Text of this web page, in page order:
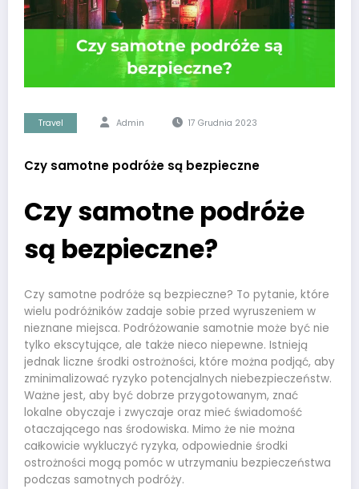
Travel Admin 17 Grudnia 2023
Czy samotne podróże są bezpieczne
Czy samotne podróże
są bezpieczne?
Czy samotne podróże są bezpieczne? To pytanie, które
wielu podróżników zadaje sobie przed wyruszeniem w
nieznane miejsca. Podróżowanie samotnie może być nie
tylko ekscytujące, ale także nieco niepewne. Istnieją
jednak liczne środki ostrożności, które można podjąć, aby
zminimalizować ryzyko potencjalnych niebezpieczeństw.
Ważne jest, aby być dobrze przygotowanym, znać
lokalne obyczaje i zwyczaje oraz mieć świadomość
otaczającego nas środowiska. Mimo że nie można
całkowicie wykluczyć ryzyka, odpowiednie środki
ostrożności mogą pomóc w utrzymaniu bezpieczeństwa
podczas samotnych podróży.